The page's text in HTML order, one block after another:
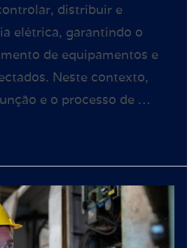
distribuir e
elétrica, garantindo o
de equipamentos e
Neste contexto,
e o processo de …